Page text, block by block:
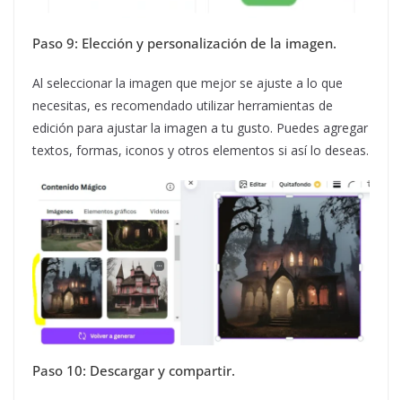
Paso 9: Elección y personalización de la imagen.
Al seleccionar la imagen que mejor se ajuste a lo que
necesitas, es recomendado utilizar herramientas de
edición para ajustar la imagen a tu gusto. Puedes agregar
textos, formas, iconos y otros elementos si así lo deseas.
Paso 10: Descargar y compartir.